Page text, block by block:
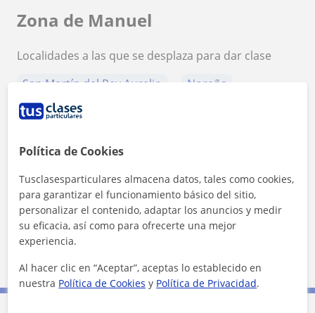
Zona de Manuel
Localidades a las que se desplaza para dar clase
San Martín del Rey Aurelio
Noreña
Mieres (Asturias)
+ −
5 mi
Leaflet| © OpenStreetMapcontributors
Política de Cookies
Tusclasesparticulares almacena datos, tales como cookies,
para garantizar el funcionamiento básico del sitio,
personalizar el contenido, adaptar los anuncios y medir
su eficacia, así como para ofrecerte una mejor
experiencia.
Al hacer clic en “Aceptar”, aceptas lo establecido en
nuestra Política de Cookies y Política de Privacidad.